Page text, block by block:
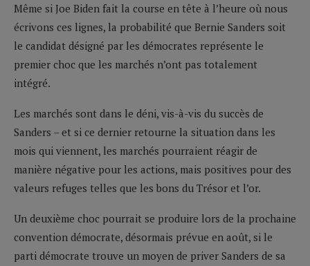
Même si Joe Biden fait la course en tête à l’heure où nous
écrivons ces lignes, la probabilité que Bernie Sanders soit
le candidat désigné par les démocrates représente le
premier choc que les marchés n’ont pas totalement
intégré.
Les marchés sont dans le déni, vis-à-vis du succès de
Sanders – et si ce dernier retourne la situation dans les
mois qui viennent, les marchés pourraient réagir de
manière négative pour les actions, mais positives pour des
valeurs refuges telles que les bons du Trésor et l’or.
Un deuxième choc pourrait se produire lors de la prochaine
convention démocrate, désormais prévue en août, si le
parti démocrate trouve un moyen de priver Sanders de sa